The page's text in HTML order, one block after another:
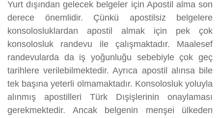
Yurt dışından gelecek belgeler için Apostil alma son
derece önemlidir. Çünkü apostilsiz belgelere
konsolosluklardan apostil almak için pek çok
konsolosluk randevu ile çalışmaktadır. Maalesef
randevularda da iş yoğunluğu sebebiyle çok geç
tarihlere verilebilmektedir. Ayrıca apostil alınsa bile
tek başına yeterli olmamaktadır. Konsolosluk yoluyla
alınmış apostilleri Türk Dışişlerinin onaylaması
gerekmektedir. Ancak belgenin menşei ülkeden